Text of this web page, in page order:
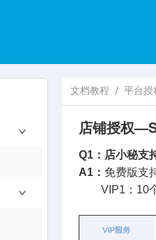
文档教程 / 平台授
店铺授权
Q1：店小秘支
A1： 免费版支
VIP1：10个